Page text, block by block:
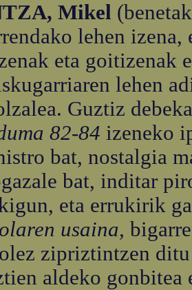
Mikel
lehen izena,
eta goitizenak
lehen
Guztiz
82-84 izeneko
bat, nostalgia
bat, inditar
eta errukirik
usaina,
zipriztintzen
aldeko gonbitea